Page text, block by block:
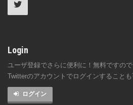
Login
ユーザ登録でさらに便利に！無料ですの
Twitterのアカウントでログインすることも
ログイン